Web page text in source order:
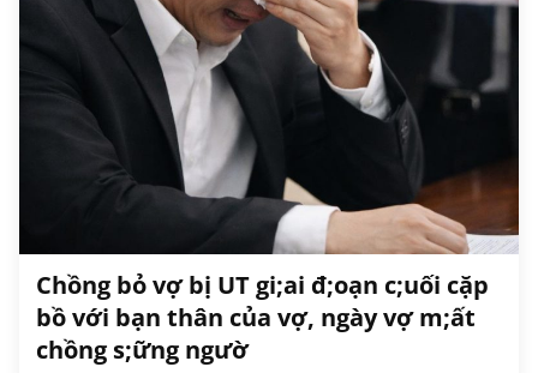
Chồng bỏ vợ bị UT gi;ai đ;oạn c;uối cặp
bồ với bạn thân của vợ, ngày vợ m;ất
chồng s;ững ngườ